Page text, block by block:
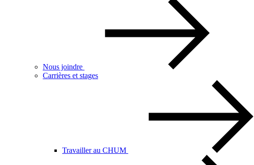
Nous joindre
Carrières et stages
Travailler au CHUM